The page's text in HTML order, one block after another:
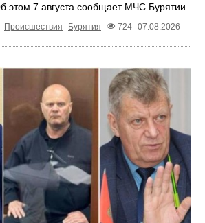
этом 7 августа сообщает МЧС Бурятии.
Происшествия Бурятия 724 07.08.2026